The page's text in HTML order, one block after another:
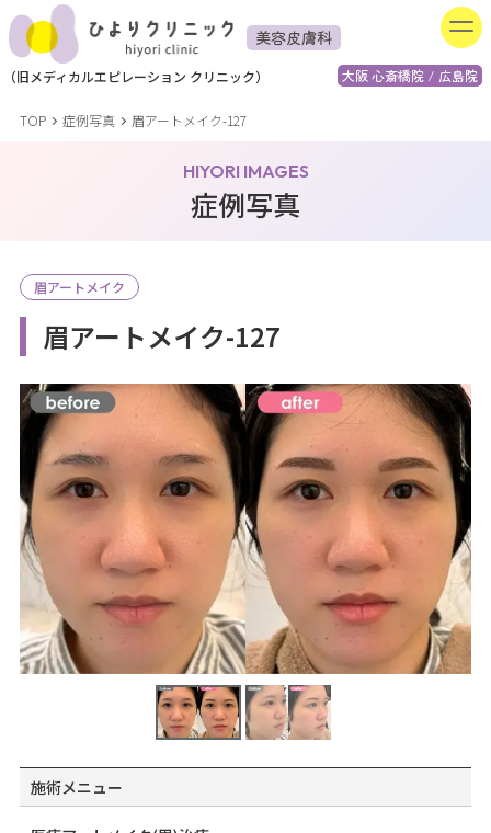
美容皮膚科
大阪 心斎橋院 / 広島院
（旧メディカルエピレーション クリニック）
TOP 症例写真 眉アートメイク-127
HIYORI IMAGES
症例写真
眉アートメイク
眉アートメイク-127
施術メニュー